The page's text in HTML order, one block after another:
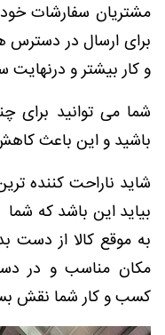
مشتریان سفارشات
برای ارسال در
و کار بیشتر و درنهایت
شما می توانید برای
باشید و این باعث
شاید ناراحت کننده
بیاید این باشد که
به موقع کالا از دست
مکان مناسب و در
کسب و کار شما نقش